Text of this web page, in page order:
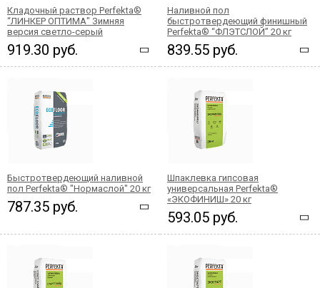
Кладочный раствор Perfekta®
“ЛИНКЕР ОПТИМА" Зимняя
версия светло-серый
919.30 руб.
Наливной пол
быстротвердеющий финишный
Perfekta® “ФЛЭТСЛОЙ” 20 кг
839.55 руб.
Быстротвердеющий наливной
пол Perfekta® "Нормаслой" 20 кг
787.35 руб.
Шпаклевка гипсовая
универсальная Perfekta®
«ЭКОФИНИШ» 20 кг
593.05 руб.